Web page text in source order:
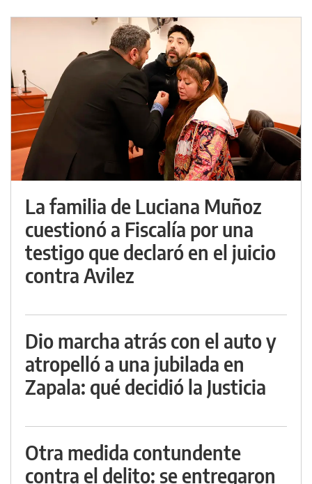
La familia de Luciana Muñoz
cuestionó a Fiscalía por una
testigo que declaró en el juicio
contra Avilez
Dio marcha atrás con el auto y
atropelló a una jubilada en
Zapala: qué decidió la Justicia
Otra medida contundente
contra el delito: se entregaron